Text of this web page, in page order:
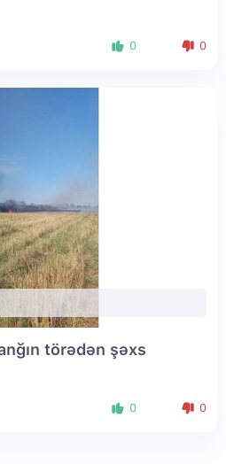
0 0
törədən şəxs
0 0